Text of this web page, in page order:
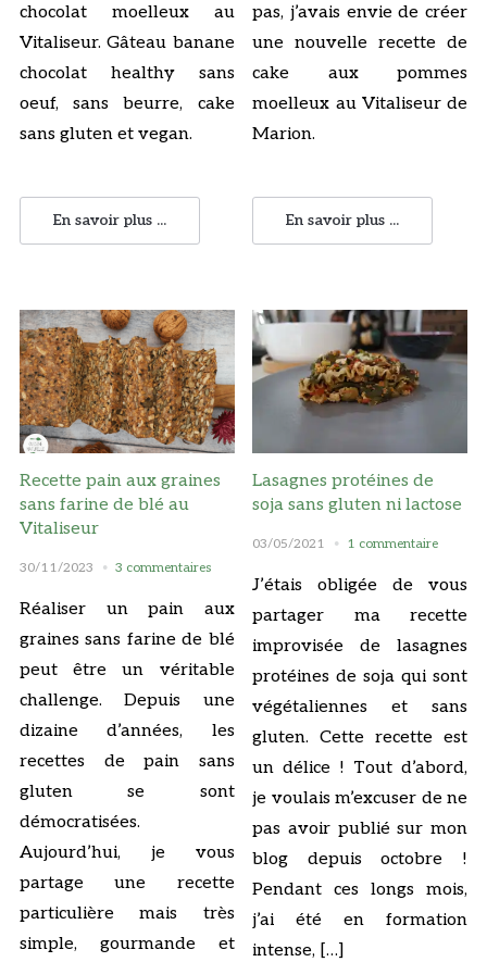
chocolat moelleux au
Vitaliseur. Gâteau banane
chocolat healthy sans
oeuf, sans beurre, cake
sans gluten et vegan.
En savoir plus ...
pas, j’avais envie de créer
une nouvelle recette de
cake aux pommes
moelleux au Vitaliseur de
Marion.
En savoir plus ...
Recette pain aux graines
sans farine de blé au
Vitaliseur
30/11/2023 3 commentaires
Réaliser un pain aux
graines sans farine de blé
peut être un véritable
challenge. Depuis une
dizaine d’années, les
recettes de pain sans
gluten se sont
démocratisées.
Aujourd’hui, je vous
partage une recette
particulière mais très
simple, gourmande et
Lasagnes protéines de
soja sans gluten ni lactose
03/05/2021 1 commentaire
J’étais obligée de vous
partager ma recette
improvisée de lasagnes
protéines de soja qui sont
végétaliennes et sans
gluten. Cette recette est
un délice ! Tout d’abord,
je voulais m’excuser de ne
pas avoir publié sur mon
blog depuis octobre !
Pendant ces longs mois,
j’ai été en formation
intense, […]